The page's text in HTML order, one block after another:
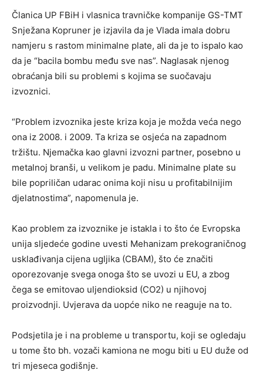
Članica UP FBiH i vlasnica travničke kompanije GS-TMT
Snježana Kopruner je izjavila da je Vlada imala dobru
namjeru s rastom minimalne plate, ali da je to ispalo kao
da je “bacila bombu među sve nas”. Naglasak njenog
obraćanja bili su problemi s kojima se suočavaju
izvoznici.
“Problem izvoznika jeste kriza koja je možda veća nego
ona iz 2008. i 2009. Ta kriza se osjeća na zapadnom
tržištu. Njemačka kao glavni izvozni partner, posebno u
metalnoj branši, u velikom je padu. Minimalne plate su
bile popriličan udarac onima koji nisu u profitabilnijim
djelatnostima”, napomenula je.
Kao problem za izvoznike je istakla i to što će Evropska
unija sljedeće godine uvesti Mehanizam prekograničnog
usklađivanja cijena ugljika (CBAM), što će značiti
oporezovanje svega onoga što se uvozi u EU, a zbog
čega se emitovao uljendioksid (CO2) u njihovoj
proizvodnji. Uvjerava da uopće niko ne reaguje na to.
Podsjetila je i na probleme u transportu, koji se ogledaju
u tome što bh. vozači kamiona ne mogu biti u EU duže od
tri mjeseca godišnje.